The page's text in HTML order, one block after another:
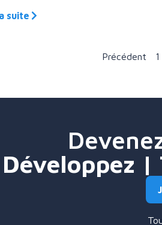
suite
Précédent 1